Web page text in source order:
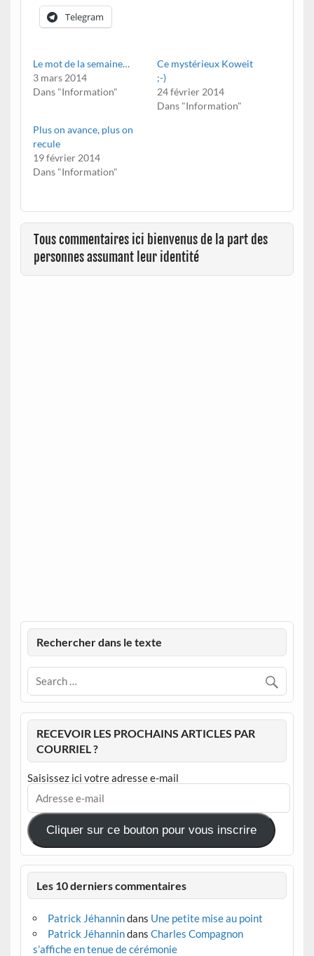
Telegram
Le mot de la semaine…
3 mars 2014
Dans "Information"
Ce mystérieux Koweit
;-)
24 février 2014
Dans "Information"
Plus on avance, plus on
recule
19 février 2014
Dans "Information"
Tous commentaires ici bienvenus de la part des
personnes assumant leur identité
Rechercher dans le texte
RECEVOIR LES PROCHAINS ARTICLES PAR
COURRIEL ?
Saisissez ici votre adresse e-mail
Adresse
mail
Cliquer sur ce bouton pour vous inscrire
Les 10 derniers commentaires
Patrick Jéhannindans Une petite mise au point
Patrick Jéhannindans Charles Compagnon
s’affiche en tenue de cérémonie